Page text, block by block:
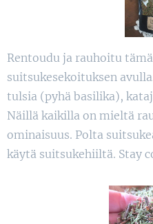
Rentoudu ja rauhoitu
suitsukesekoituksen
tulsia (pyhä basilika),
Näillä kaikilla on mieltä
ominaisuus. Polta
käytä suitsukehiiltä. Stay